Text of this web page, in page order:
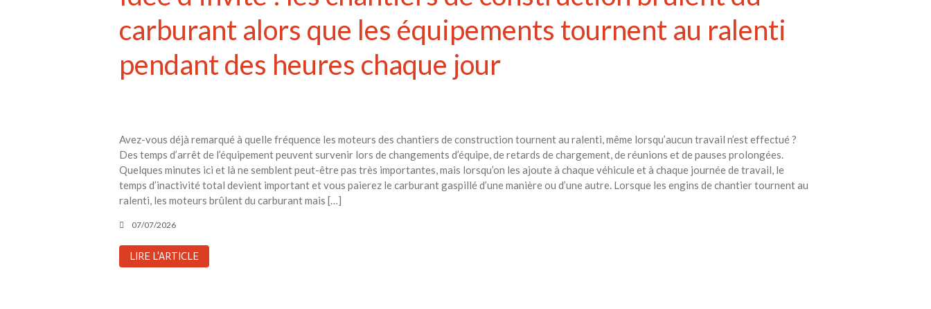
carburant alors que les équipements tournent au ralenti
pendant des heures chaque jour
Avez-vous déjà remarqué à quelle fréquence les moteurs des chantiers de construction tournent au ralenti, même lorsqu’aucun travail n’est effectué ?
Des temps d’arrêt de l’équipement peuvent survenir lors de changements d’équipe, de retards de chargement, de réunions et de pauses prolongées.
Quelques minutes ici et là ne semblent peut-être pas très importantes, mais lorsqu’on les ajoute à chaque véhicule et à chaque journée de travail, le
temps d’inactivité total devient important et vous paierez le carburant gaspillé d’une manière ou d’une autre. Lorsque les engins de chantier tournent au
ralenti, les moteurs brûlent du carburant mais […]
07/07/2026
LIRE L'ARTICLE